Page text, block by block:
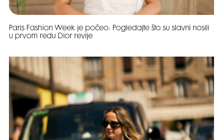
Paris Fashion Week je počeo: Pogledajte što su slavni nosili
u prvom redu Dior revije